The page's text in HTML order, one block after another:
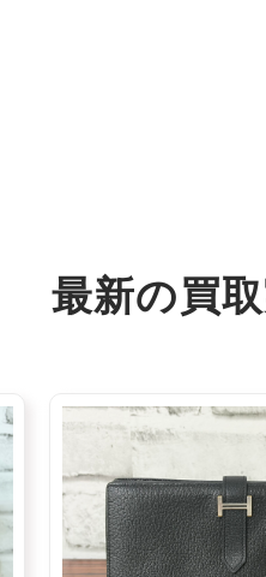
最新の買